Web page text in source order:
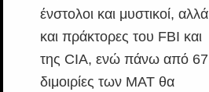
ένστολοι και μυστικοί, αλλά
και πράκτορες του FBI και
της CIA, ενώ πάνω από 67
διμοιρίες των ΜΑΤ θα